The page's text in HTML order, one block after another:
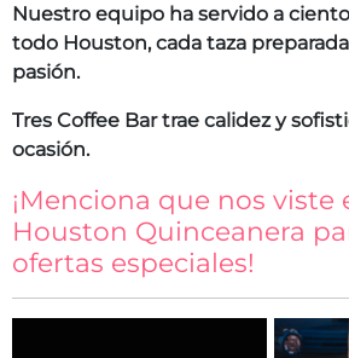
Nuestro equipo ha servido a
todo Houston, cada taza
pasión.
Tres Coffee Bar trae calidez y
ocasión.
¡Menciona que nos viste
Houston Quinceanera
ofertas especiales!